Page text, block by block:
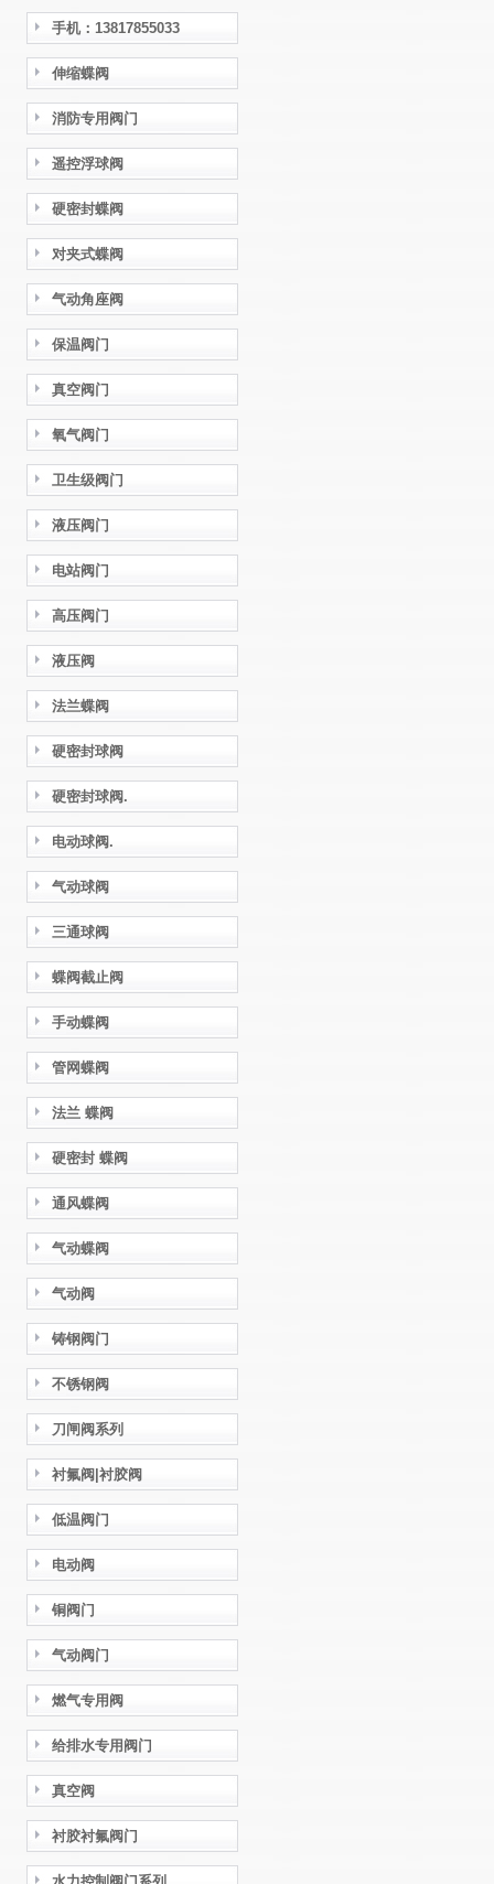
手机：13817855033
伸缩蝶阀
消防专用阀门
遥控浮球阀
硬密封蝶阀
对夹式蝶阀
气动角座阀
保温阀门
真空阀门
氧气阀门
卫生级阀门
液压阀门
电站阀门
高压阀门
液压阀
法兰蝶阀
硬密封球阀
硬密封球阀.
电动球阀.
气动球阀
三通球阀
蝶阀截止阀
手动蝶阀
管网蝶阀
法兰 蝶阀
硬密封 蝶阀
通风蝶阀
气动蝶阀
气动阀
铸钢阀门
不锈钢阀
刀闸阀系列
衬氟阀|衬胶阀
低温阀门
电动阀
铜阀门
气动阀门
燃气专用阀
给排水专用阀门
真空阀
衬胶衬氟阀门